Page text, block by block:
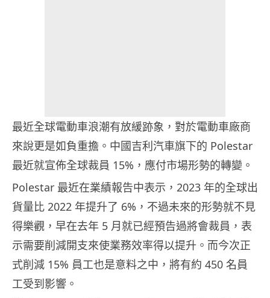
最近全球電動車浪潮有放緩跡象，對於電動車廠商
來說更是如負重擔。中國吉利汽車旗下的 Polestar
最近就宣佈全球裁員 15%，應付市場形勢的轉變。
Polestar 最近在業績報告中表示，2023 年的全球出
貨量比 2022 年提升了 6%，不過未來的形勢就不見
得樂觀，早在去年 5 月就已經預告過將會裁員，表
示需要削減開支來使業務效率得以提升。而今次正
式削減 15% 員工也是意料之中，將有約 450 名員
工受到影響。